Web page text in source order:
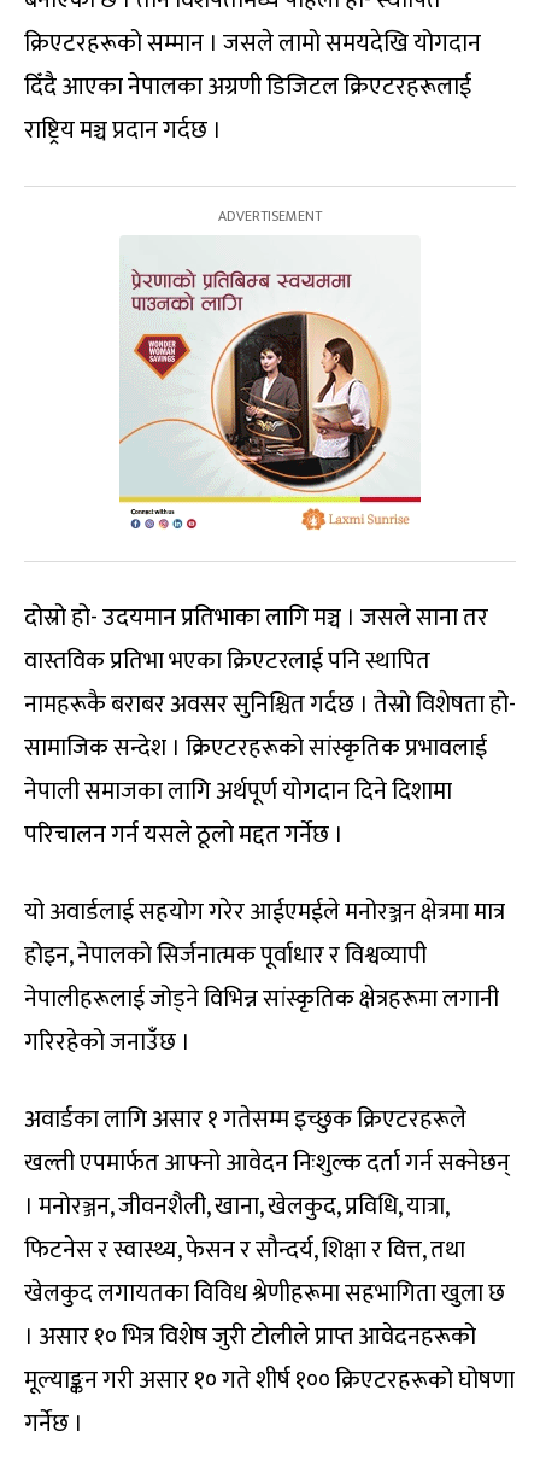
क्रिएटरहरूको सम्मान । जसले लामो समयदेखि योगदान
दिँदै आएका नेपालका अग्रणी डिजिटल क्रिएटरहरूलाई
राष्ट्रिय मञ्च प्रदान गर्दछ ।
दोस्रो हो- उदयमान प्रतिभाका लागि मञ्च । जसले साना तर
वास्तविक प्रतिभा भएका क्रिएटरलाई पनि स्थापित
नामहरूकै बराबर अवसर सुनिश्चित गर्दछ । तेस्रो विशेषता हो-
सामाजिक सन्देश । क्रिएटरहरूको सांस्कृतिक प्रभावलाई
नेपाली समाजका लागि अर्थपूर्ण योगदान दिने दिशामा
परिचालन गर्न यसले ठूलो मद्दत गर्नेछ ।
यो अवार्डलाई सहयोग गरेर आईएमईले मनोरञ्जन क्षेत्रमा मात्र
होइन, नेपालको सिर्जनात्मक पूर्वाधार र विश्वव्यापी
नेपालीहरूलाई जोड्ने विभिन्न सांस्कृतिक क्षेत्रहरूमा लगानी
गरिरहेको जनाउँछ ।
अवार्डका लागि असार १ गतेसम्म इच्छुक क्रिएटरहरूले
खल्ती एपमार्फत आफ्नो आवेदन निःशुल्क दर्ता गर्न सक्नेछन्
। मनोरञ्जन, जीवनशैली, खाना, खेलकुद, प्रविधि, यात्रा,
फिटनेस र स्वास्थ्य, फेसन र सौन्दर्य, शिक्षा र वित्त, तथा
खेलकुद लगायतका विविध श्रेणीहरूमा सहभागिता खुला छ
। असार १० भित्र विशेष जुरी टोलीले प्राप्त आवेदनहरूको
मूल्याङ्कन गरी असार १० गते शीर्ष १०० क्रिएटरहरूको घोषणा
गर्नेछ ।